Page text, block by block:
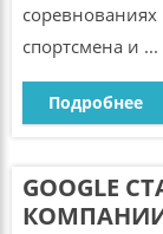
спортсмена и ...
Подробнее
GOOGLE
КОМПАНИИ